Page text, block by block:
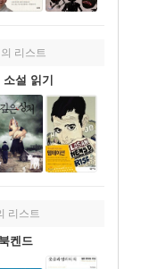
리스트
설 읽기
리스트
켄드